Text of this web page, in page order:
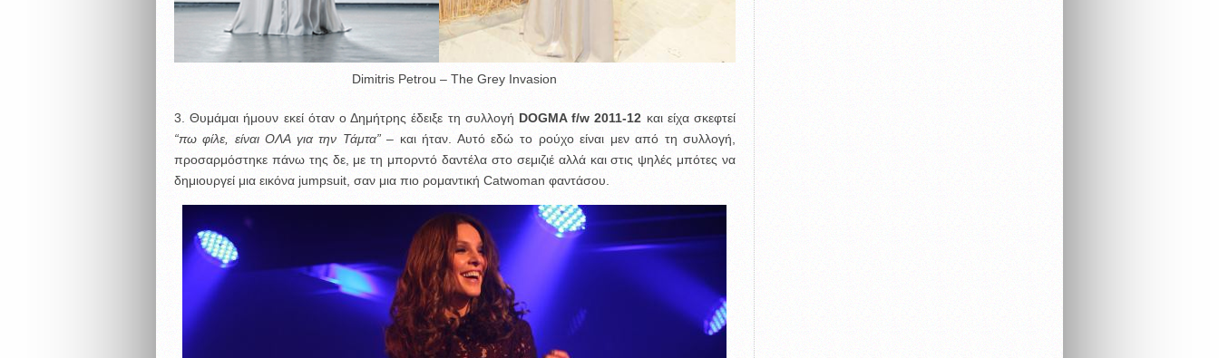
Dimitris Petrou – The Grey Invasion
3. Θυμάμαι ήμουν εκεί όταν ο Δημήτρης έδειξε τη συλλογή DOGMA f/w 2011-12 και είχα σκεφτεί
“πω φίλε, είναι ΟΛΑ για την Τάμτα”– και ήταν. Αυτό εδώ το ρούχο είναι μεν από τη συλλογή,
προσαρμόστηκε πάνω της δε, με τη μπορντό δαντέλα στο σεμιζιέ αλλά και στις ψηλές μπότες να
δημιουργεί μια εικόνα jumpsuit, σαν μια πιο ρομαντική Catwoman φαντάσου.